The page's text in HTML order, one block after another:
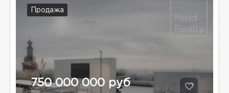
Продажа
750 000 000 руб